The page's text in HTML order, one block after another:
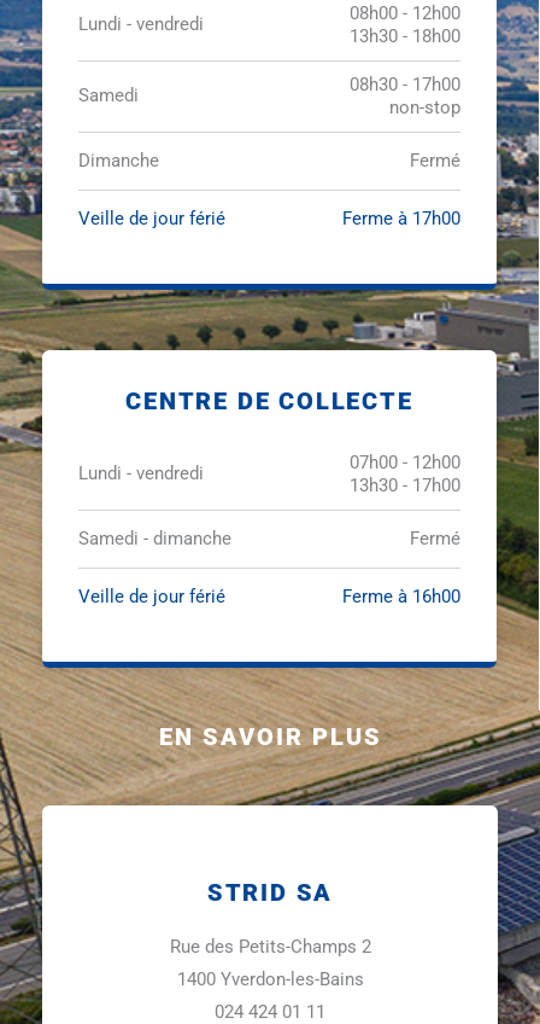
Lundi - vendredi
08h00 - 12h00
13h30 - 18h00
Samedi
08h30 - 17h00
non-stop
Dimanche Fermé
Veille de jour férié Ferme à 17h00
CENTRE DE COLLECTE
Lundi - vendredi
07h00 - 12h00
13h30 - 17h00
Samedi - dimanche Fermé
Veille de jour férié Ferme à 16h00
EN SAVOIR PLUS
STRID SA
Rue des Petits-Champs 2
1400 Yverdon-les-Bains
024 424 01 11